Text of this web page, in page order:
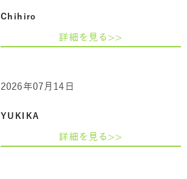
Chihiro
詳細を見る>>
YUKIKA
2026年07月14日
詳細を見る>>